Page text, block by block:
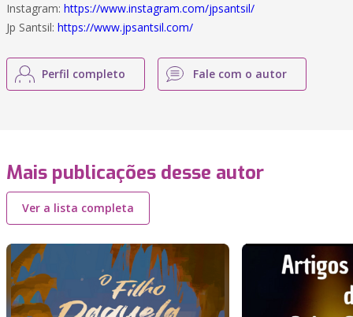
Instagram: https://www.instagram.com/jpsantsil/
Jp Santsil: https://www.jpsantsil.com/
Perfil completo Fale com o autor
Mais publicações desse autor
Ver a lista completa